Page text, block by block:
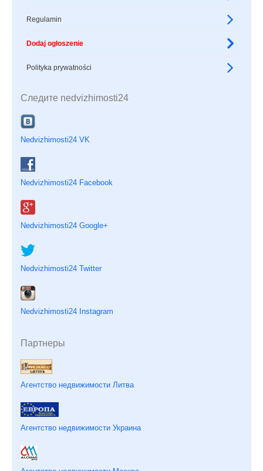
Regulamin
Dodaj ogłoszenie
Polityka prywatności
Следите nedvizhimosti24
Nedvizhimosti24 VK
Nedvizhimosti24 Facebook
Nedvizhimosti24 Google+
Nedvizhimosti24 Twitter
Nedvizhimosti24 Instagram
Партнеры
Агентство недвижимости Литва
Агентство недвижимости Украина